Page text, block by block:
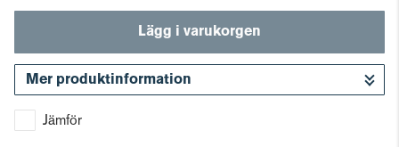
Lägg i varukorgen
Mer produktinformation
Jämför